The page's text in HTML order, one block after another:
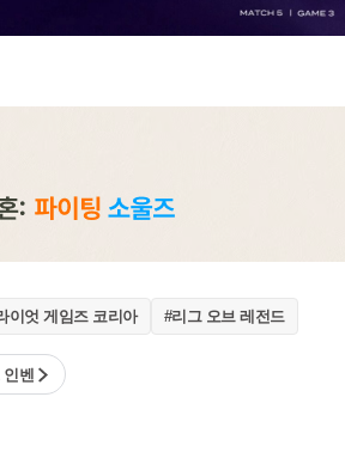
이엇 게임즈 코리아 #리그 오브 레전드
벤